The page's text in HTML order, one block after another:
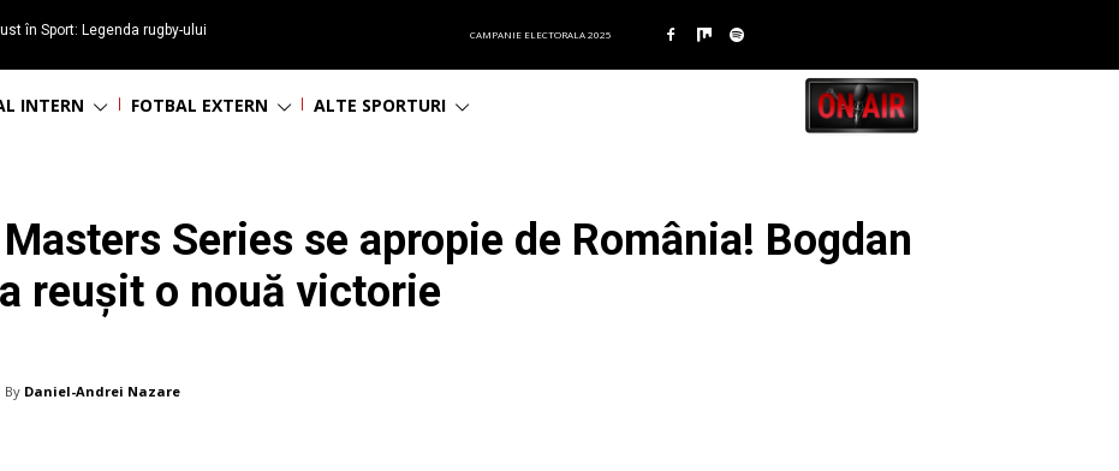
în Sport: Legenda rugby-ului
CAMPANIE ELECTORALA 2025
INTERN FOTBAL EXTERN ALTE SPORTURI
Series se apropie de România! Bogdan
reușit o nouă victorie
By Daniel-Andrei Nazare